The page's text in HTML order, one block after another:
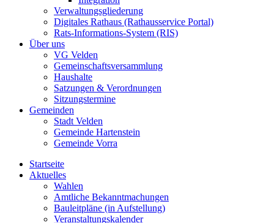
Verwaltungsgliederung
Digitales Rathaus (Rathausservice Portal)
Rats-Informations-System (RIS)
Über uns
VG Velden
Gemeinschaftsversammlung
Haushalte
Satzungen & Verordnungen
Sitzungstermine
Gemeinden
Stadt Velden
Gemeinde Hartenstein
Gemeinde Vorra
Startseite
Aktuelles
Wahlen
Amtliche Bekanntmachungen
Bauleitpläne (in Aufstellung)
Veranstaltungskalender